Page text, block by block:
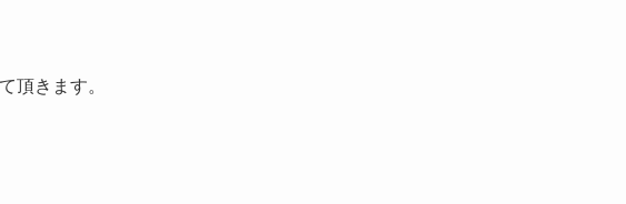
頂きます。